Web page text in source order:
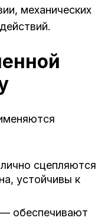
механических
сцепляются
устойчивы к
— обеспечивают